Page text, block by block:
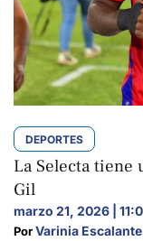
DEPORTES
La Selecta tiene
Gil
marzo 21, 2026 |
Por Varinia Escalante